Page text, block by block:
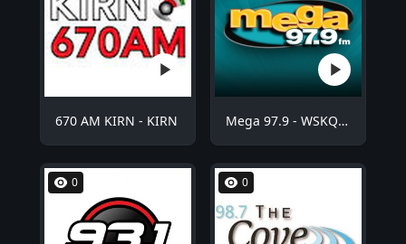
670 AM KIRN - KIRN Mega 97.9 - WSKQ-FM
0 0